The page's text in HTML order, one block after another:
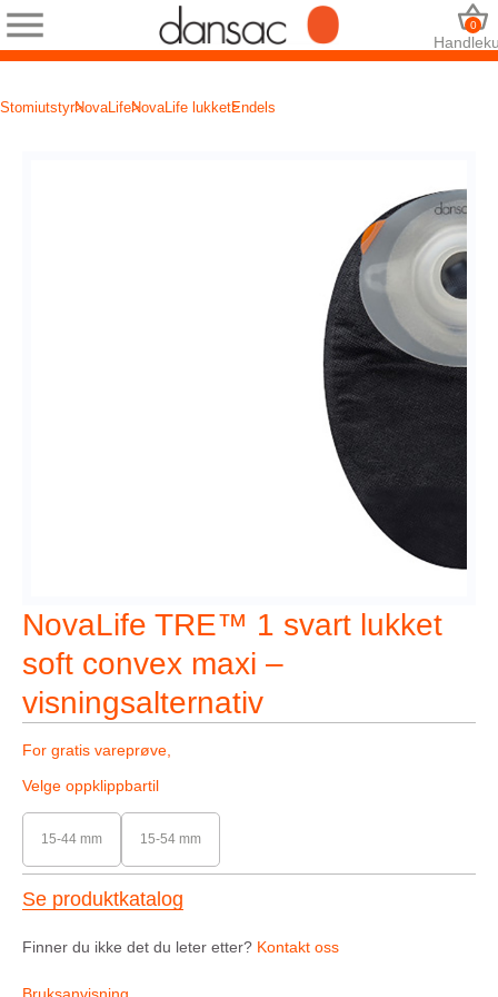
0
StomiutstyrNovaLifeNovaLife lukketEndels
NovaLife TRE™ 1 svart lukket
soft convex maxi –
visningsalternativ
For gratis vareprøve,
Velge oppklippbartil
15-44 mm 15-54 mm
Se produktkatalog
Finner du ikke det du leter etter? Kontakt oss